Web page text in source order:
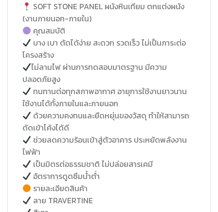
SOFT STONE PANEL ผนังหินเทียม ตกแต่งผนัง
(งานภายนอก-ภายใน)
คุณสมบัติ
บาง เบา ตัดได้ง่าย สะดวก รวดเร็ว ไม่เป็นภาระต่อ
โครงสร้าง
ไม่ลามไฟ ผ่านการทดสอบมาตรฐาน มีความ
ปลอดภัยสูง
ทนทานต่อทุกสภาพอากาศ อายุการใช้งานยาวนาน
ใช้งานได้ทั้งภายในและภายนอก
ด้วยความคงทนและยืดหยุ่นของวัสดุ ทำให้สามารถ
ดัดเข้าโค้งได้ดี
ช่วยลดความร้อนเข้าสู่ตัวอาคาร ประหยัดพลังงาน
ไฟฟ้า
เป็นมิตรต่อธรรมชาติ ไม่ปล่อยสารเคมี
อัตราการดูดซึมน้ำต่ำ
รายละเอียดสินค้า
ลาย TRAVERTINE